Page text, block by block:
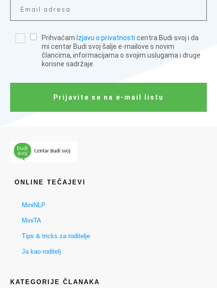
Prihvaćam Izjavu o privatnosti centra Budi svoj i da
mi centar Budi svoj šalje e-mailove s novim
člancima, informacijama o svojim uslugama i druge
korisne sadržaje.
Prijavite se na e-mail listu
ONLINE TEČAJEVI
MiniNLP
MiniTA
Tips & tricks za roditelje
Ja kao roditelj
KATEGORIJE ČLANAKA